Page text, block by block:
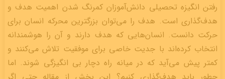
رفتن انگیزه تحصیلی دانش‌آموزان کمرنگ شدن اهمیت هدف و
هدف‌گذاری است. هدف را می‌توان بزرگ‎ترین محرکه انسان برای
حرکت دانست. انسان‌هایی که هدف دارند و آن را هوشمندانه
انتخاب کرده‌اند با جدیت خاصی برای موفقیت تلاش می‌کنند و
کمتر پیش می‌آید که در میانه راه دچار بی انگیزگی شوند. اما